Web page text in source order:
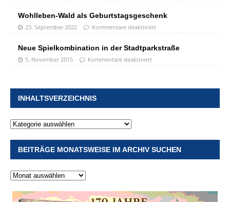
Wohlleben-Wald als Geburtstagsgeschenk
23. September 2022 Kommentare deaktiviert
Neue Spielkombination in der Stadtparkstraße
5. November 2015 Kommentare deaktiviert
INHALTSVERZEICHNIS
BEITRÄGE MONATSWEISE IM ARCHIV SUCHEN